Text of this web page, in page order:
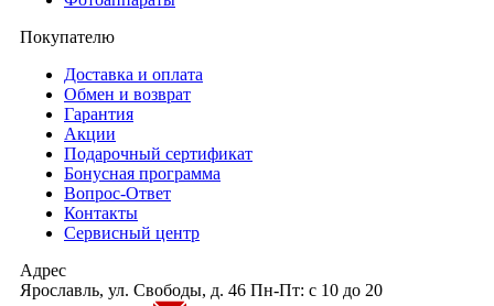
Покупателю
Доставка и оплата
Обмен и возврат
Гарантия
Акции
Подарочный сертификат
Бонусная программа
Вопрос-Ответ
Контакты
Сервисный центр
Адрес
Ярославль, ул. Свободы, д. 46 Пн-Пт: с 10 до 20